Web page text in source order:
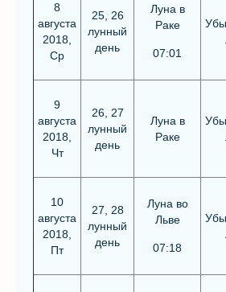
8
августа
2018,
Ср
25, 26
лунный
день
Луна в
Раке
07:01
9
августа
2018,
Чт
26, 27
лунный
день
Луна в
Раке
10
августа
2018,
Пт
27, 28
лунный
день
Луна во
Льве
07:18